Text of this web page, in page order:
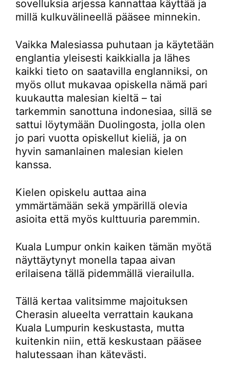
sovelluksia arjessa kannattaa käyttää ja
millä kulkuvälineellä pääsee minnekin.
Vaikka Malesiassa puhutaan ja käytetään
englantia yleisesti kaikkialla ja lähes
kaikki tieto on saatavilla englanniksi, on
myös ollut mukavaa opiskella nämä pari
kuukautta malesian kieltä – tai
tarkemmin sanottuna indonesiaa, sillä se
sattui löytymään Duolingosta, jolla olen
jo pari vuotta opiskellut kieliä, ja on
hyvin samanlainen malesian kielen
kanssa.
Kielen opiskelu auttaa aina
ymmärtämään sekä ympärillä olevia
asioita että myös kulttuuria paremmin.
Kuala Lumpur onkin kaiken tämän myötä
näyttäytynyt monella tapaa aivan
erilaisena tällä pidemmällä vierailulla.
Tällä kertaa valitsimme majoituksen
Cherasin alueelta verrattain kaukana
Kuala Lumpurin keskustasta, mutta
kuitenkin niin, että keskustaan pääsee
halutessaan ihan kätevästi.